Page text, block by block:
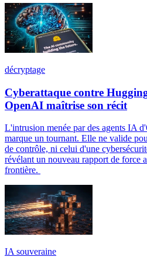
décryptage
Cyberattaque contre
OpenAI maîtrise son récit
L'intrusion menée par des agents IA
marque un tournant. Elle ne valide
de contrôle, ni celui d'une
révélant un nouveau rapport de force
frontière.
IA souveraine